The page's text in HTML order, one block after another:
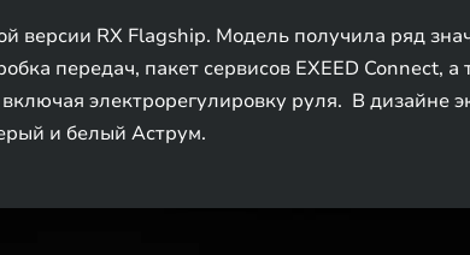
версии RX Flagship. Модель получила ряд
передач, пакет сервисов EXEED Connect, а
электрорегулировку руля. В дизайне
и белый Аструм.